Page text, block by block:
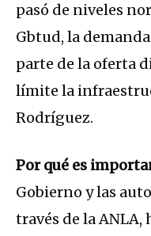
pasó de niveles
Gbtud, la
parte de la oferta
límite la
Rodríguez.
Por qué es
Gobierno y las
través de la ANLA,